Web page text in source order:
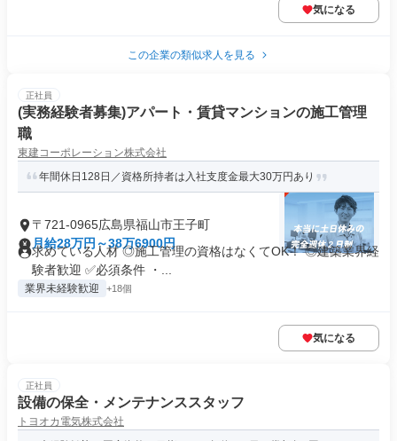
気になる
この企業の類似求人を見る
正社員
(実務経験者募集)アパート・賃貸マンションの施工管理
職
東建コーポレーション株式会社
年間休日128日／資格所持者は入社支度金最大30万円あり
〒721-0965広島県福山市王子町
月給28万円～38万6900円
求めている人材 ◎施工管理の資格はなくてOK！ ◎建築業界経
験者歓迎 ✅必須条件 ・...
業界未経験歓迎 +18個
気になる
正社員
設備の保全・メンテナンススタッフ
トヨオカ電気株式会社